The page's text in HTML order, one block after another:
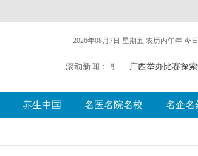
2026年08月7日 星期五 农历丙午年 今日
滚动新闻：
遗失声明 广西举办比赛探
养生中国 名医名院名校 名企名